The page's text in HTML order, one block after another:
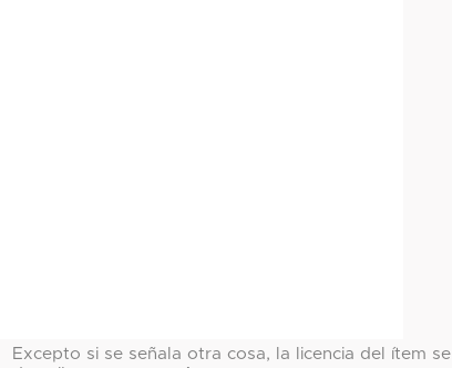
Excepto si se señala otra cosa, la licencia del ítem se